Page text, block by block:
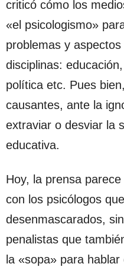
criticó cómo los
«el psicologismo»
problemas y
disciplinas:
política etc. Pues
causantes, ante la
extraviar o desviar la
educativa.
Hoy, la prensa
con los psicólogos
desenmascarados,
penalistas que
la «sopa» para